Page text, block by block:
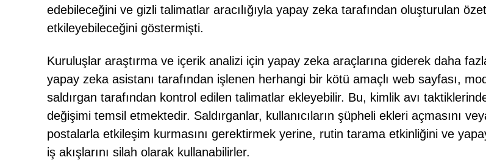
edebileceğini ve gizli talimatlar aracılığıyla yapay zeka tarafından oluşturulan
etkileyebileceğini göstermişti.
Kuruluşlar araştırma ve içerik analizi için yapay zeka araçlarına giderek daha
yapay zeka asistanı tarafından işlenen herhangi bir kötü amaçlı web sayfası,
saldırgan tarafından kontrol edilen talimatlar ekleyebilir. Bu, kimlik avı
değişimi temsil etmektedir. Saldırganlar, kullanıcıların şüpheli ekleri açmasını
postalarla etkileşim kurmasını gerektirmek yerine, rutin tarama etkinliğini ve
iş akışlarını silah olarak kullanabilirler.